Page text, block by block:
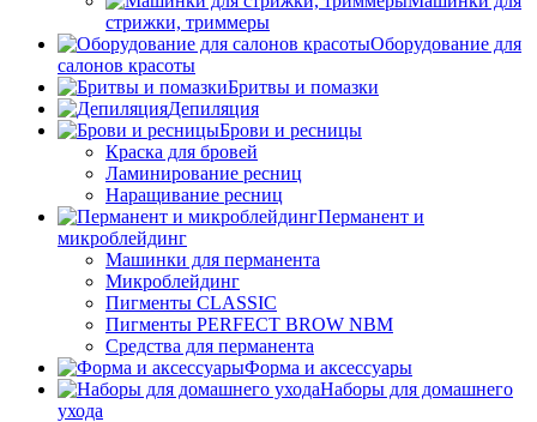
стрижки, триммеры
Оборудование для
салонов красоты
Бритвы и помазки
Депиляция
Брови и ресницы
Краска для бровей
Ламинирование ресниц
Наращивание ресниц
Перманент и
микроблейдинг
Машинки для перманента
Микроблейдинг
Пигменты CLASSIC
Пигменты PERFECT BROW NBM
Средства для перманента
Форма и аксессуары
Наборы для домашнего
ухода